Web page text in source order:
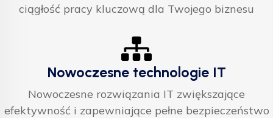
ciągłość pracy kluczową dla Twojego biznesu
Nowoczesne technologie IT
Nowoczesne rozwiązania IT zwiększające
efektywność i zapewniające pełne bezpieczeństwo